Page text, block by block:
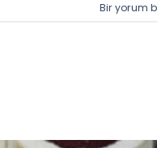
Bir yorum